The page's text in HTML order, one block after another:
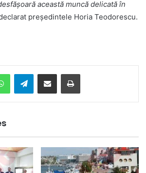
această muncă delicată în
președintele Horia Teodorescu.
Telegram